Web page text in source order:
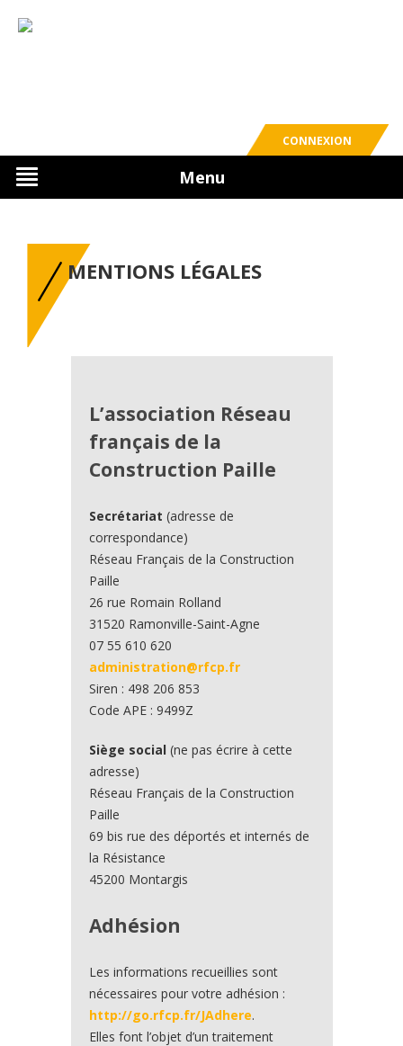
Menu
CONNEXION
MENTIONS LÉGALES
L’association Réseau
français de la
Construction Paille
Secrétariat (adresse de
correspondance)
Réseau Français de la Construction
Paille
26 rue Romain Rolland
31520 Ramonville-Saint-Agne
07 55 610 620
administration@rfcp.fr
Siren : 498 206 853
Code APE : 9499Z
Siège social (ne pas écrire à cette
adresse)
Réseau Français de la Construction
Paille
69 bis rue des déportés et internés de
la Résistance
45200 Montargis
Adhésion
Les informations recueillies sont
nécessaires pour votre adhésion :
http://go.rfcp.fr/JAdhere.
Elles font l’objet d’un traitement